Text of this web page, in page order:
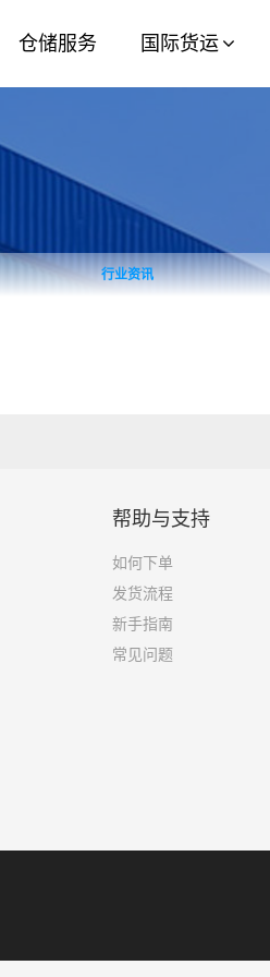
仓储服务 国际货运
行业资讯
帮助与支持
如何下单
发货流程
新手指南
常见问题